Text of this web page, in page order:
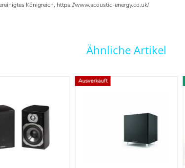
Königreich, https://www.acoustic-energy.co.uk/
Ähnliche Artikel
Ausverkauft